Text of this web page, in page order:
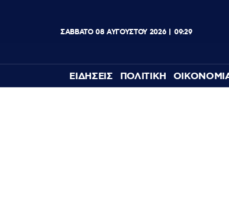
ΣΑΒΒΑΤΟ 08 ΑΥΓΟΥΣΤΟΥ 2026 09:29
ΕΙΔΗΣΕΙΣ ΠΟΛΙΤΙΚΗ